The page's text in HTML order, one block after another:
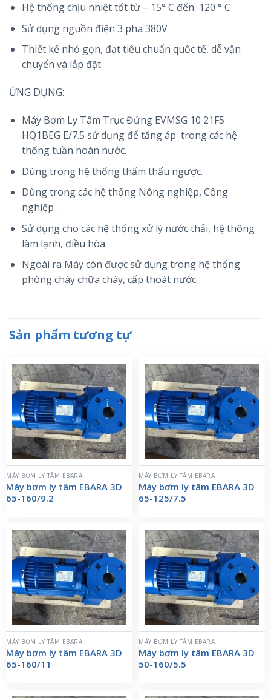
Hệ thống chịu nhiệt tốt từ – 15° C đến 120 ° C
Sử dụng nguồn điện 3 pha 380V
Thiết kế nhỏ gọn, đạt tiêu chuẩn quốc tế, dễ vận
chuyển và lắp đặt
ỨNG DỤNG:
Máy Bơm Ly Tâm Trục Đứng EVMSG 10 21F5
HQ1BEG E/7.5 sử dụng để tăng áp trong các hệ
thống tuần hoàn nước.
Dùng trong hệ thống thẩm thấu ngược.
Dùng trong các hệ thống Nông nghiệp, Công
nghiệp .
Sử dụng cho các hệ thống xử lý nước thải, hệ thông
làm lạnh, điều hòa.
Ngoài ra Máy còn được sử dụng trong hệ thống
phòng cháy chữa cháy, cấp thoát nước.
Sản phẩm tương tự
MÁY BƠM LY TÂM EBARA
Máy bơm ly tâm EBARA 3D
65-160/9.2
MÁY BƠM LY TÂM EBARA
Máy bơm ly tâm EBARA 3D
65-125/7.5
MÁY BƠM LY TÂM EBARA
Máy bơm ly tâm EBARA 3D
65-160/11
MÁY BƠM LY TÂM EBARA
Máy bơm ly tâm EBARA 3D
50-160/5.5